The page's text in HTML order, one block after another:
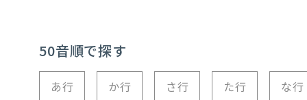
50音順で探す
あ行 か行 さ行 た行 な行